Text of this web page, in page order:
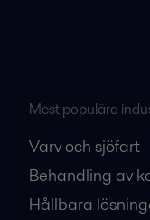
Mest populära
Varv och sjöfart
Behandling av
Hållbara